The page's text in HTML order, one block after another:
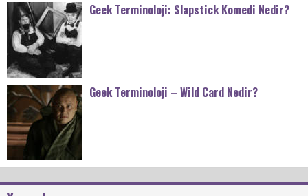
Geek Terminoloji: Slapstick Komedi Nedir?
Geek Terminoloji – Wild Card Nedir?